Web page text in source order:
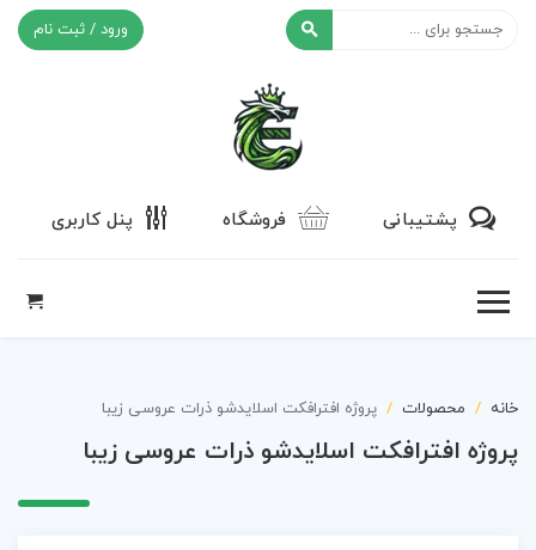
ورود / ثبت نام
پشتیبانی فروشگاه پنل کاربری
خانه محصولات پروژه افترافکت اسلایدشو ذرات عروسی زیبا
پروژه افترافکت اسلایدشو ذرات عروسی زیبا